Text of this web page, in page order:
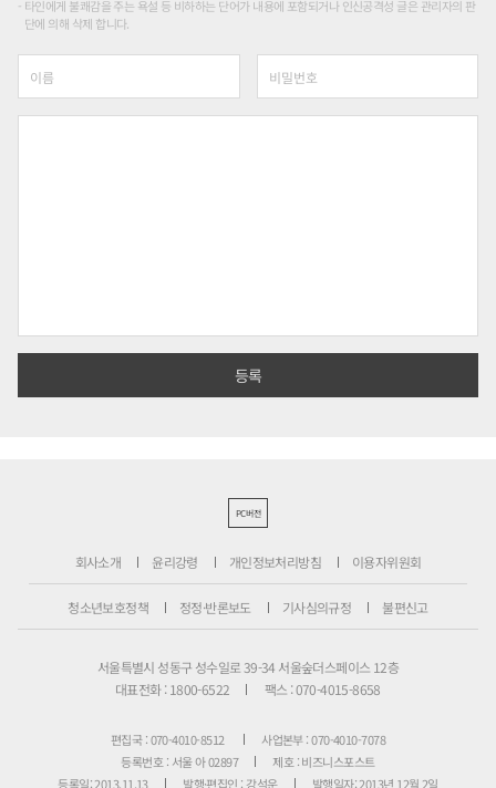
타인에게 불쾌감을 주는 욕설 등 비하하는 단어가 내용에 포함되거나 인신공격성 글은 관리자의 판
단에 의해 삭제 합니다.
PC버전
회사소개 윤리강령 개인정보처리방침 이용자위원회
청소년보호정책 정정·반론보도 기사심의규정 불편신고
서울특별시 성동구 성수일로 39-34 서울숲더스페이스 12층
대표전화 : 1800-6522
팩스 : 070-4015-8658
편집국 : 070-4010-8512
사업본부 : 070-4010-7078
등록번호 : 서울 아 02897
제호 : 비즈니스포스트
등록일: 2013.11.13
발행·편집인 : 강석운 발행일자: 2013년 12월 2일